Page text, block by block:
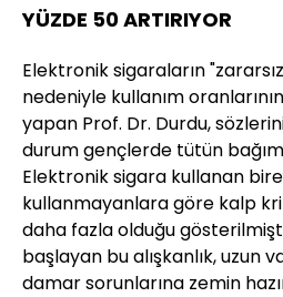
YÜZDE 50 ARTIRIYOR
Elektronik sigaraların
nedeniyle kullanım
yapan Prof. Dr. Durdu,
durum gençlerde tütün
Elektronik sigara kullanan
kullanmayanlara göre kalp
daha fazla olduğu
başlayan bu alışkanlık, uzun
damar sorunlarına zemin